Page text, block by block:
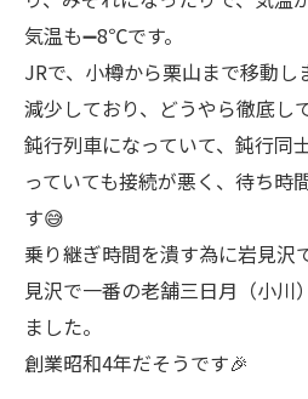
気温も➖8℃です。
JRで、小樽から栗山まで移動
減少しており、どうやら徹底し
鈍行列車になっていて、鈍行同
っていても接続が悪く、待ち時
す😅
乗り継ぎ時間を潰す為に岩見沢
見沢で一番の老舗三日月（小川
ました。
創業昭和4年だそうです🎉